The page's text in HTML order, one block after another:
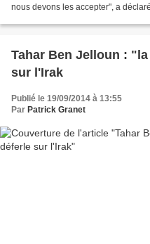
nous devons les accepter", a
Tahar Ben Jelloun :
sur l'Irak
Publié le 19/09/2014 à 13:55
Par Patrick Granet